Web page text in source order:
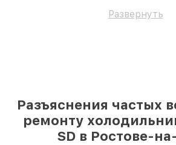
Развернуть
Разъяснения частых
ремонту
SD в Ростове-